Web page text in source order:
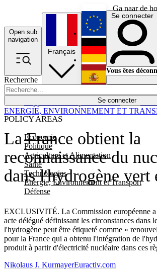
Ga naar de
Open sub
navigation
Recherche
Se connecter
POLICY AREAS
Economie
Politique
Agriculture et Alimentation
Santé
Technologies
Energie, Environnement et Transport
Défense
Économie
Français
English
Deutsch
Español
Se connecter
Vous êtes
La France obtient la
reconnaissance du
dans l'hydrogène vert
EXCLUSIVITÉ. La Commission européenne
acte délégué définissant les circonstances dans
l'hydrogène peut être étiqueté comme «
pour la France qui a obtenu l'intégration de
produit à partir d'électricité nucléaire dans ces
ENERGIE, ENVIRONNEMENT ET
Nikolaus J. KurmayerEuractiv.com